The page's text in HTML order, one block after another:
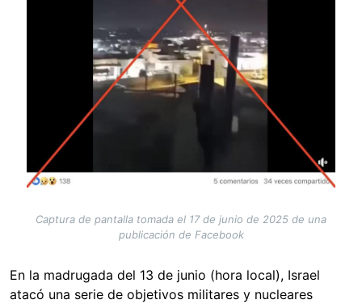
Captura de pantalla tomada el 17 de junio de 2025 de una
publicación de Facebook
En la madrugada del 13 de junio (hora local), Israel
atacó una serie de objetivos militares y nucleares